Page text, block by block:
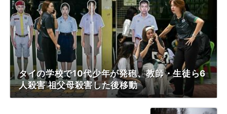
タイの学校で10代少年が発砲、教師・生徒ら6
人殺害 祖父母殺害した後移動